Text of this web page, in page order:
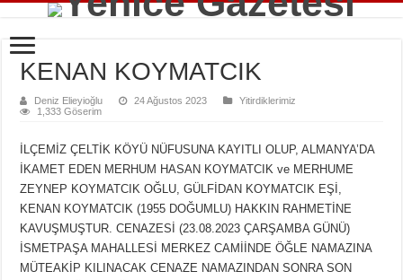
KENAN KOYMATCIK
Deniz Elieyioğlu 24 Ağustos 2023
Yitirdiklerimiz
1,333 Göserim
İLÇEMİZ ÇELTİK KÖYÜ NÜFUSUNA KAYITLI OLUP, ALMANYA’DA
İKAMET EDEN MERHUM HASAN KOYMATCIK ve MERHUME
ZEYNEP KOYMATCIK OĞLU, GÜLFİDAN KOYMATCIK EŞİ,
KENAN KOYMATCIK (1955 DOĞUMLU) HAKKIN RAHMETİNE
KAVUŞMUŞTUR. CENAZESİ (23.08.2023 ÇARŞAMBA GÜNÜ)
İSMETPAŞA MAHALLESİ MERKEZ CAMİİNDE ÖĞLE NAMAZINA
MÜTEAKİP KILINACAK CENAZE NAMAZINDAN SONRA SON